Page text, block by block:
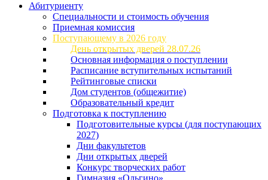
Абитуриенту
Специальности и стоимость обучения
Приемная комиссия
Поступающему в 2026 году
День открытых дверей 28.07.26
Основная информация о поступлении
Расписание вступительных испытаний
Рейтинговые списки
Дом студентов (общежитие)
Образовательный кредит
Подготовка к поступлению
Подготовительные курсы (для поступающих
2027)
Дни факультетов
Дни открытых дверей
Конкурс творческих работ
Гимназия «Ольгино»